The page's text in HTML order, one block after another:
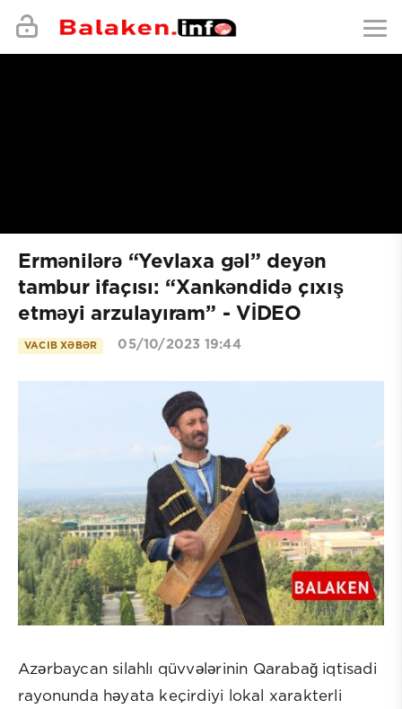
Ermənilərə “Yevlaxa gəl” deyən
tambur ifaçısı: “Xankəndidə çıxış
etməyi arzulayıram” - VİDEO
VACIB XƏBƏR 05/10/2023 19:44
Azərbaycan silahlı qüvvələrinin Qarabağ iqtisadi
rayonunda həyata keçirdiyi lokal xarakterli